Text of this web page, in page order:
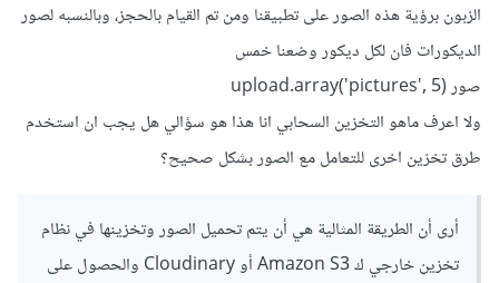
الزبون برؤية هذه الصور على تطبيقنا ومن تم القيام بالحجز، وبالنسبه لصور
الديكورات فان لكل ديكور وضعنا خمس
صور upload.array('pictures', 5)
ولا اعرف ماهو التخزين السحابي انا هذا هو سؤالي هل يجب ان استخدم
طرق تخزين اخرى للتعامل مع الصور بشكل صحيح؟
أرى أن الطريقة المثالية هي أن يتم تحميل الصور وتخزينها في نظام
تخزين خارجي ك Amazon S3 أو Cloudinary والحصول على